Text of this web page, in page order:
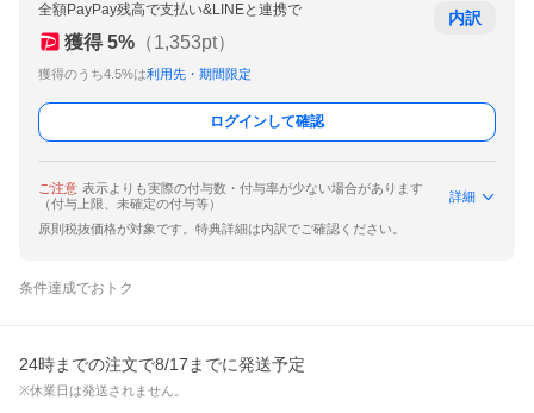
全額PayPay残高で支払い&LINEと連携で
獲得 5% （1,353pt）
獲得のうち4.5%は利用先・期間限定
内訳
ログインして確認
ご注意 表示よりも実際の付与数・付与率が少ない場合があります
（付与上限、未確定の付与等）
詳細
原則税抜価格が対象です。特典詳細は内訳でご確認ください。
条件達成でおトク
24時までの注文で8/17までに発送予定
※休業日は発送されません。